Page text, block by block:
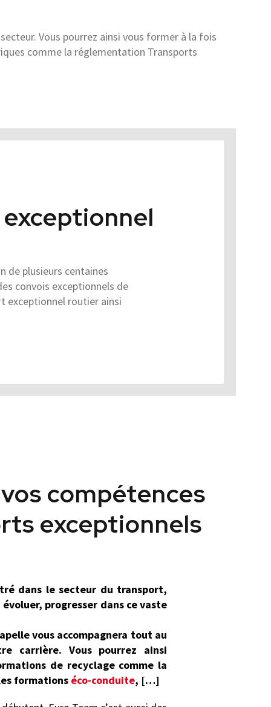
Vous pourrez ainsi vous former à la fois
comme la réglementation Transports
de plusieurs centaines
convois exceptionnels de
exceptionnel routier ainsi
compétences
exceptionnels
dans le secteur du transport,
progresser dans ce vaste
vous accompagnera tout au
carrière. Vous pourrez ainsi
de recyclage comme la
formations éco-conduite, […]